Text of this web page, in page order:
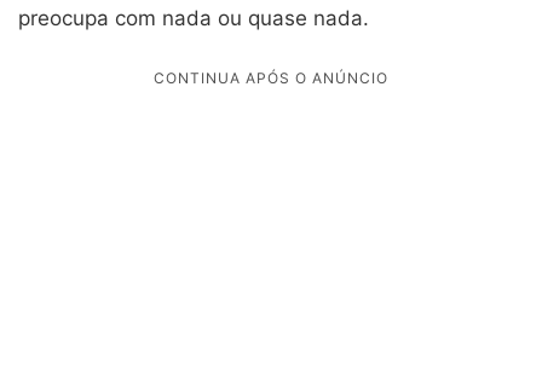
preocupa com nada ou quase nada.